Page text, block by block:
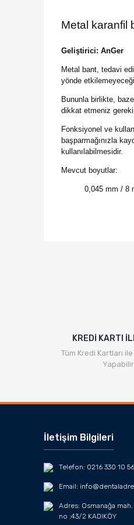
Metal karanfil
Geliştirici: AnGer
Metal bant, tedavi
yönde
Bununla birlikte,
dikkat etmeniz
Fonksiyonel ve
başparmağınızla
kullanılabilmesidir.
Mevcut boyutlar:
0,045 mm / 8
KREDİ KARTI
Tüm Kredi Kartları
İletişim Bilgileri
Telefon: 0216 330 10 56
Email:
Adres: Osmanağa
no :43/2 KADIKÖY